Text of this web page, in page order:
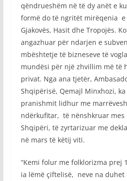
qëndrueshëm në të dy anët e
formë do të ngritët mirëqenia e
Gjakovës, Hasit dhe Tropojës.
angazhuar për ndarjen e
mbështetje të bizneseve të
mundësi për një zhvillim më të
privat. Nga ana tjetër,
Shqipërisë, Qemajl Minxhozi,
pranishmit lidhur me
ndërkufitar, të nënshkruar mes
Shqipëri, të zyrtarizuar me
në mars të këtij viti.
“Kemi folur me folklorizma prej
ia lëmë çiftelisë, neve na duhet